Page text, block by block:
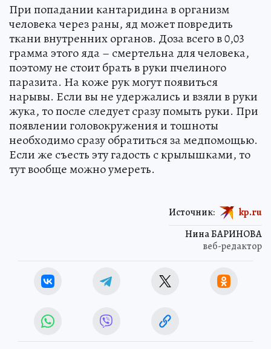
При попадании кантаридина в организм
человека через раны, яд может повредить
ткани внутренних органов. Доза всего в 0,03
грамма этого яда – смертельна для человека,
поэтому не стоит брать в руки пчелиного
паразита. На коже рук могут появиться
нарывы. Если вы не удержались и взяли в руки
жука, то после следует сразу помыть руки. При
появлении головокружения и тошноты
необходимо сразу обратиться за медпомощью.
Если же съесть эту гадость с крылышками, то
тут вообще можно умереть.
Нина БАРИНОВА
веб-редактор
Источник: kp.ru